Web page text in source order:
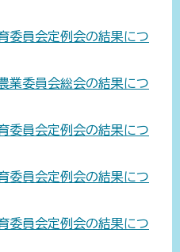
委員会定例会の結果につ
業委員会総会の結果につ
委員会定例会の結果につ
委員会定例会の結果につ
委員会定例会の結果につ